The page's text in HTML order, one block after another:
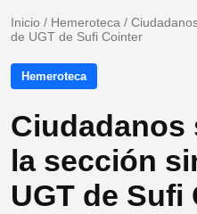
Inicio / Hemeroteca /
de UGT de Sufi Cointer
Hemeroteca
Ciudadanos
la sección
UGT de Sufi